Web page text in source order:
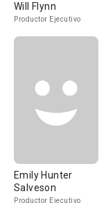
Will Flynn
Productor Ejecutivo
Emily Hunter
Salveson
Productor Ejecutivo